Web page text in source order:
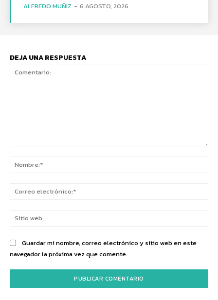
ALFREDO MUÑIZ - 6 AGOSTO, 2026
DEJA UNA RESPUESTA
Guardar mi nombre, correo electrónico y sitio web en este
navegador la próxima vez que comente.